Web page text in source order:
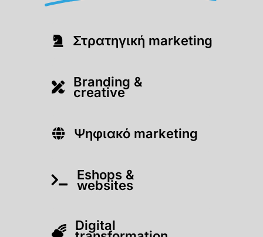
Στρατηγική marketing
Branding &
creative
Ψηφιακό marketing
Eshops &
websites
Digital